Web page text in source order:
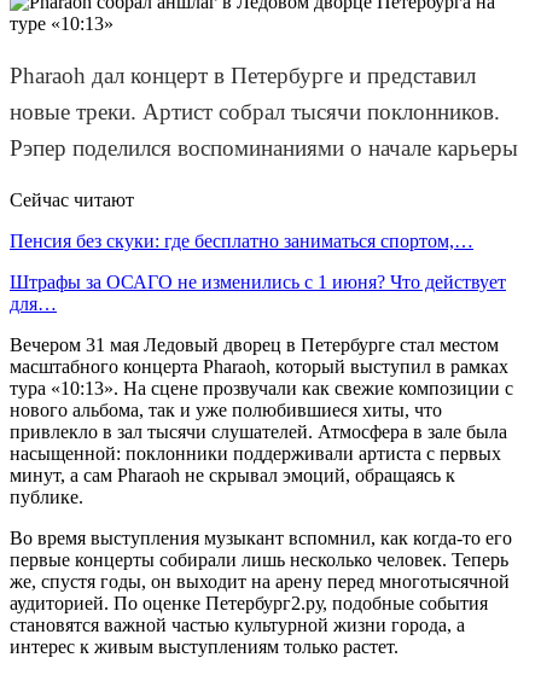
Pharaoh дал концерт в Петербурге и представил
новые треки. Артист собрал тысячи поклонников.
Рэпер поделился воспоминаниями о начале карьеры
Сейчас читают
Пенсия без скуки: где бесплатно заниматься спортом,…
Штрафы за ОСАГО не изменились с 1 июня? Что действует
для…
Вечером 31 мая Ледовый дворец в Петербурге стал местом
масштабного концерта Pharaoh, который выступил в рамках
тура «10:13». На сцене прозвучали как свежие композиции с
нового альбома, так и уже полюбившиеся хиты, что
привлекло в зал тысячи слушателей. Атмосфера в зале была
насыщенной: поклонники поддерживали артиста с первых
минут, а сам Pharaoh не скрывал эмоций, обращаясь к
публике.
Во время выступления музыкант вспомнил, как когда-то его
первые концерты собирали лишь несколько человек. Теперь
же, спустя годы, он выходит на арену перед многотысячной
аудиторией. По оценке Петербург2.ру, подобные события
становятся важной частью культурной жизни города, а
интерес к живым выступлениям только растет.